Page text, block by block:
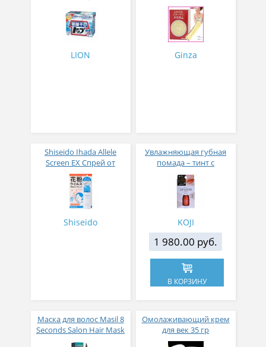
гр
LION
жемчужным порошком
№ 30
Ginza
Shiseido Ihada Allele
Screen EX Спрей от
вирусов и аллергий 50
гр
Shiseido
Увлажняющая губная
помада – тинт с
аппликатором KOJI,
Красно-оранжевый
KOJI
1 980.00 руб.
В КОРЗИНУ
Маска для волос Masil 8
Seconds Salon Hair Mask
200 мл
Омолаживающий крем
для век 35 гр